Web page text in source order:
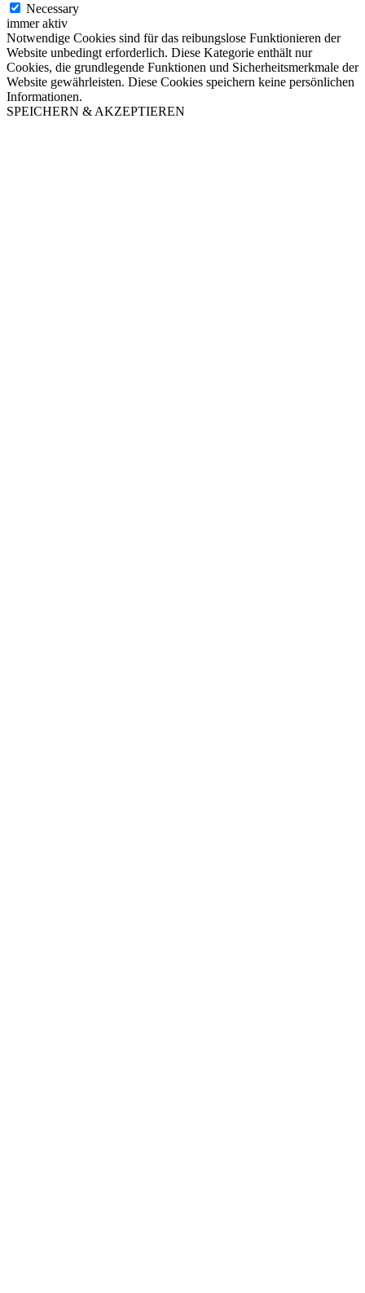
Necessary
immer aktiv
Notwendige Cookies sind für das reibungslose Funktionieren der
Website unbedingt erforderlich. Diese Kategorie enthält nur
Cookies, die grundlegende Funktionen und Sicherheitsmerkmale der
Website gewährleisten. Diese Cookies speichern keine persönlichen
Informationen.
SPEICHERN & AKZEPTIEREN